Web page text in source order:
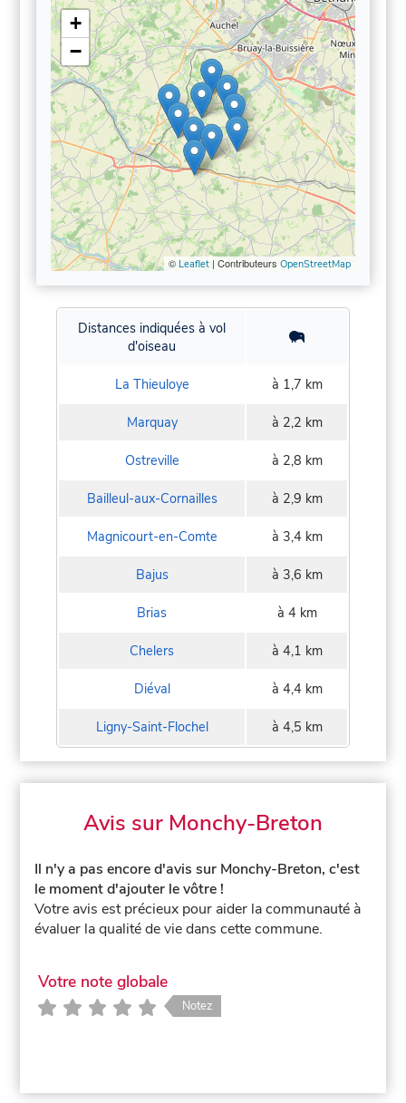
+
−
© Leaflet| Contributeurs OpenStreetMap
Distances indiquées à vol
d'oiseau
La Thieuloye à 1,7 km
Marquay à 2,2 km
Ostreville à 2,8 km
Bailleul-aux-Cornailles à 2,9 km
Magnicourt-en-Comte à 3,4 km
Bajus à 3,6 km
Brias à 4 km
Chelers à 4,1 km
Diéval à 4,4 km
Ligny-Saint-Flochel à 4,5 km
Avis sur Monchy-Breton
Il n'y a pas encore d'avis sur Monchy-Breton, c'est
le moment d'ajouter le vôtre !
Votre avis est précieux pour aider la communauté à
évaluer la qualité de vie dans cette commune.
Votre note globale
Notez